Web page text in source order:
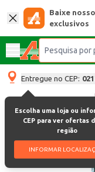
Baixe
exclusivos
Entregue no CEP:
Escolha uma loja ou
CEP para ver ofertas
região
INFORMAR